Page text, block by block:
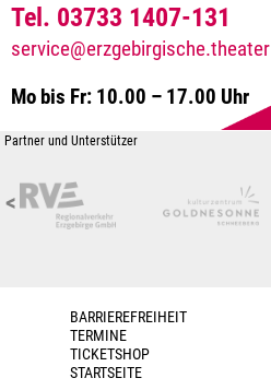
Tel. 03733 1407-131
service@erzgebirgische.theater
Mo bis Fr: 10.00 – 17.00 Uhr
Partner und Unterstützer
<
BARRIEREFREIHEIT
TERMINE
TICKETSHOP
STARTSEITE